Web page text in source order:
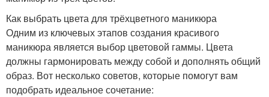
Как выбрать цвета для трёхцветного маникюра
Одним из ключевых этапов создания красивого
маникюра является выбор цветовой гаммы. Цвета
должны гармонировать между собой и дополнять общий
образ. Вот несколько советов, которые помогут вам
подобрать идеальное сочетание: